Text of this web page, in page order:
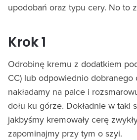
upodobań oraz typu cery. No to
Krok 1
Odrobinę kremu z dodatkiem
CC) lub odpowiednio dobranego
nakładamy na palce i
dołu ku górze. Dokładnie w taki
jakbyśmy kremowały cerę
zapominajmy przy tym o szyi.